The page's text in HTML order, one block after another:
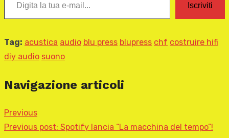
Iscriviti
Tag: acustica audio blu press blupress chf costruire hifi
diy audio suono
Navigazione articoli
Previous
Previous post: Spotify lancia “La macchina del tempo”!